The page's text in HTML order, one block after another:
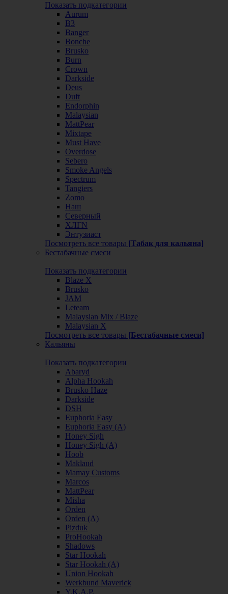
Показать подкатегории
Aurum
B3
Banger
Bonche
Brusko
Burn
Crown
Darkside
Deus
Duft
Endorphin
Malaysian
MattPear
Mixtape
Must Have
Overdose
Sebero
Smoke Angels
Spectrum
Tangiers
Zomo
Наш
Северный
ХЛГN
Энтузиаст
Посмотреть все товары [Табак для кальяна]
Бестабачные смеси
Показать подкатегории
Blaze X
Brusko
JAM
Leteam
Malaysian Mix / Blaze
Malaysian X
Посмотреть все товары [Бестабачные смеси]
Кальяны
Показать подкатегории
Abaryd
Alpha Hookah
Brusko Haze
Darkside
DSH
Euphoria Easy
Euphoria Easy (А)
Honey Sigh
Honey Sigh (А)
Hoob
Maklaud
Mamay Customs
Marcos
MattPear
Misha
Orden
Orden (А)
Pizduk
ProHookah
Shadows
Star Hookah
Star Hookah (А)
Union Hookah
Werkbund Maverick
Y.K.A.P.